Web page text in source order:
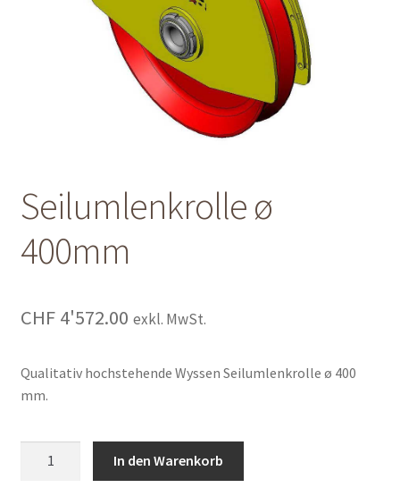
Warenkorb
Seilumlenkrolle ø
400mm
CHF4'572.00 exkl. MwSt.
Qualitativ hochstehende Wyssen Seilumlenkrolle ø 400
mm.
In den Warenkorb